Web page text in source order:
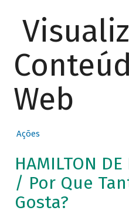
Web
Ações
HAMILTON
/ Por Que
Gosta?